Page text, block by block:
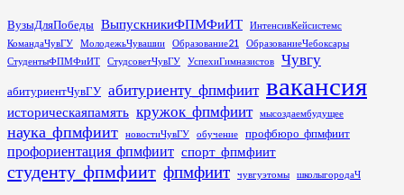
Перейти
к
содержимому
ВузыДляПобеды ВыпускникиФПМФиИТ
ИнтенсивКейсистемс
КомандаЧувГУ
МолодежьЧувашии Образование21
ОбразованиеЧебоксары
СтудентыФПМФиИТ
СтудсоветЧувГУ УспехиГимназистов Чувгу
абитуриентЧувГУ абитуриенту_фпмфиит вакансия
историческаяпамять кружок_фпмфиит мысоздаембудущее
наука_фпмфиит новостиЧувГУ обучение профбюро_фпмфиит
профориентация_фпмфиит спорт_фпмфиит
студенту_фпмфиит фпмфиит чувгуэтомы школыгородаЧ